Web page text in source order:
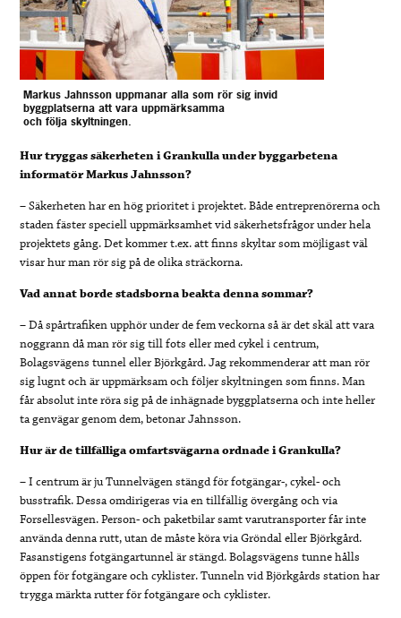
Markus Jahnsson uppmanar alla som rör sig invid
byggplatserna att vara uppmärksamma
och följa skyltningen.
Hur tryggas säkerheten i Grankulla under byggarbetena
informatör Markus Jahnsson?
– Säkerheten har en hög prioritet i projektet. Både entreprenörerna och
staden fäster speciell uppmärksamhet vid säkerhetsfrågor under hela
projektets gång. Det kommer t.ex. att finns skyltar som möjligast väl
visar hur man rör sig på de olika sträckorna.
Vad annat borde stadsborna beakta denna sommar?
– Då spårtrafiken upphör under de fem veckorna så är det skäl att vara
noggrann då man rör sig till fots eller med cykel i centrum,
Bolagsvägens tunnel eller Björkgård. Jag rekommenderar att man rör
sig lugnt och är uppmärksam och följer skyltningen som finns. Man
får absolut inte röra sig på de inhägnade byggplatserna och inte heller
ta genvägar genom dem, betonar Jahnsson.
Hur är de tillfälliga omfartsvägarna ordnade i Grankulla?
– I centrum är ju Tunnelvägen stängd för fotgängar-, cykel- och
busstrafik. Dessa omdirigeras via en tillfällig övergång och via
Forsellesvägen. Person- och paketbilar samt varutransporter får inte
använda denna rutt, utan de måste köra via Gröndal eller Björkgård.
Fasanstigens fotgängartunnel är stängd. Bolagsvägens tunne hålls
öppen för fotgängare och cyklister. Tunneln vid Björkgårds station har
trygga märkta rutter för fotgängare och cyklister.